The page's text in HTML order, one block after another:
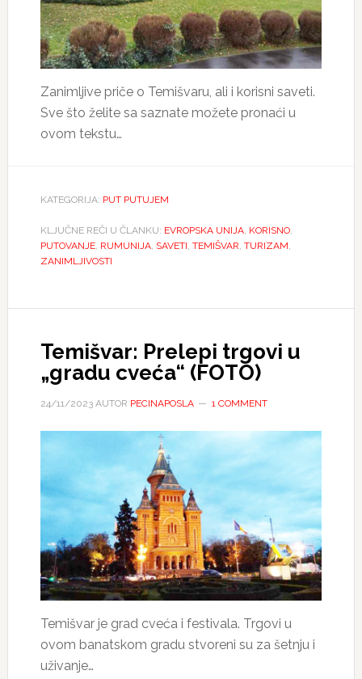
Zanimljive priče o Temišvaru, ali i korisni saveti.
Sve što želite sa saznate možete pronaći u
ovom tekstu…
KATEGORIJA: PUT PUTUJEM
KLJUČNE REČI U ČLANKU: EVROPSKA UNIJA, KORISNO,
PUTOVANJE, RUMUNIJA, SAVETI TEMIŠVAR TURIZAM
ZANIMLJIVOSTI
Temišvar: Prelepi trgovi u
„gradu cveća“ (FOTO)
24/11/2023AUTOR PECINAPOSLA 1 COMMENT
Temišvar je grad cveća i festivala. Trgovi u
ovom banatskom gradu stvoreni su za šetnju i
uživanje…